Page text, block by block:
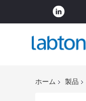
ホーム 製品